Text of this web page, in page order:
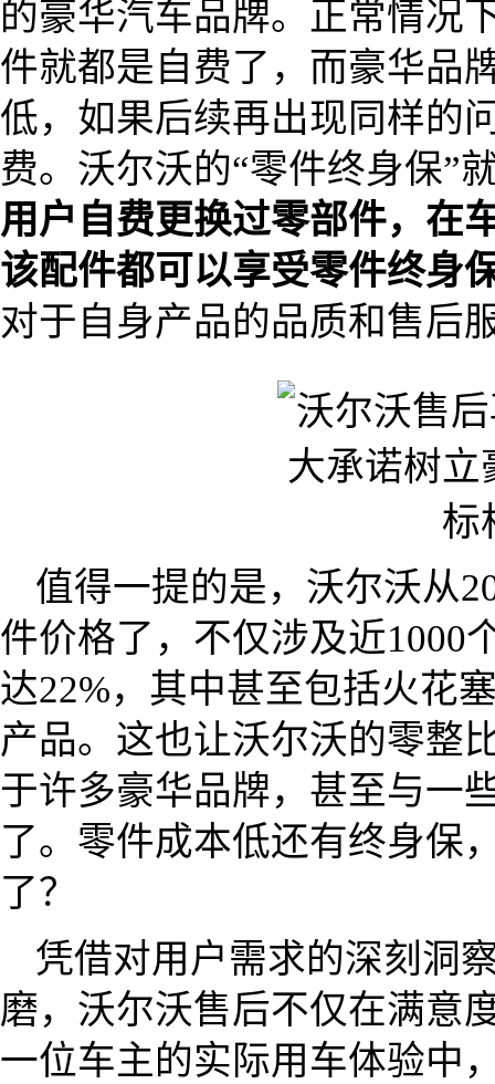
的豪华汽车品牌。正常情况
件就都是自费了，而豪华品
低，如果后续再出现同样的
费。沃尔沃的“零件终身保”
用户自费更换过零部件，在
该配件都可以享受零件终身
对于自身产品的品质和售后
值得一提的是，沃尔沃从
件价格了，不仅涉及近1000
达22%，其中甚至包括火花
产品。这也让沃尔沃的零整
于许多豪华品牌，甚至与一
了。零件成本低还有终身保
了？
凭借对用户需求的深刻洞
磨，沃尔沃售后不仅在满意
一位车主的实际用车体验中